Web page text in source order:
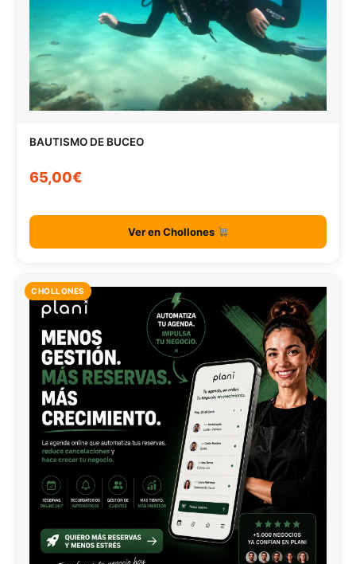
BAUTISMO DE BUCEO
65,00€
Ver en Chollones
CHOLLONES